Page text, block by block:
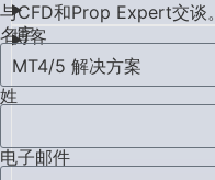
博客
MT4/5 解决方案
与CFD和Prop Expert交谈。
名字
姓
电子邮件